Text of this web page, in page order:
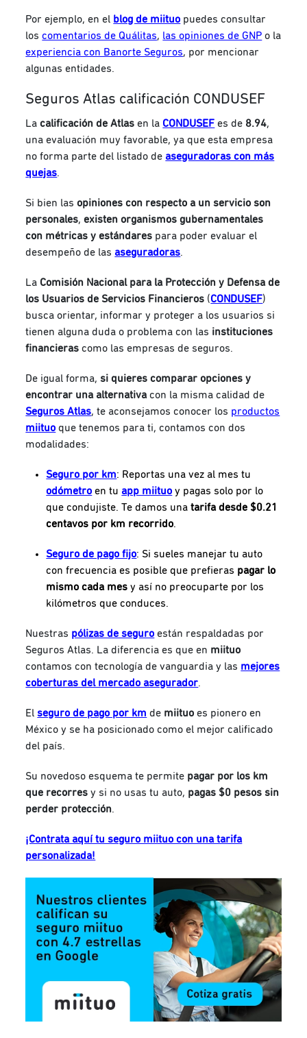
Por ejemplo, en el blog de miituo puedes consultar
loscomentarios de Quálitas, las opiniones de GNP o la
experiencia con Banorte Seguros, por mencionar
algunas entidades.
Seguros Atlas calificación CONDUSEF
Lacalificación de Atlas en la CONDUSEF es de 8.94,
una evaluación muy favorable, ya que esta empresa
no forma parte del listado de aseguradoras con más
quejas.
Si bien lasopiniones con respecto a un servicio son
personales, existen organismos gubernamentales
con métricas y estándares para poder evaluar el
desempeño de las aseguradoras.
La Comisión Nacional para la Protección y Defensa de
los Usuarios de Servicios Financieros (CONDUSEF)
busca orientar, informar y proteger a los usuarios si
tienen alguna duda o problema con las instituciones
financieras como las empresas de seguros.
De igual forma, si quieres comparar opciones y
encontrar una alternativa con la misma calidad de
Seguros Atlas, te aconsejamos conocer los productos
miituo que tenemos para ti, contamos con dos
modalidades:
Seguro por km: Reportas una vez al mes tu
odómetro en tu app miituo y pagas solo por lo
que condujiste. Te damos unatarifa desde $0.21
centavos por km recorrido.
Seguro de pago fijo: Si sueles manejar tu auto
con frecuencia es posible que prefieras pagar lo
mismo cada mes y así no preocuparte por los
kilómetros que conduces.
Nuestras pólizas de seguro están respaldadas por
Seguros Atlas. La diferencia es que en miituo
contamos con tecnología de vanguardia y las mejores
coberturas del mercado asegurador.
El seguro de pago por km de miituoes pionero en
México y se ha posicionado como el mejor calificado
del país.
Su novedoso esquema te permite pagar por los km
que recorres y si no usas tu auto, pagas $0 pesos sin
perder protección.
¡Contrata aquí tu seguro miituo con una tarifa
personalizada!